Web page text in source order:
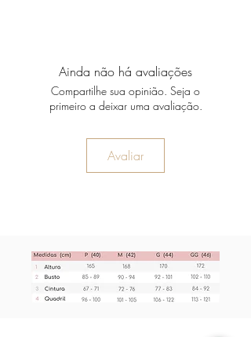
Ainda não há avaliações
Compartilhe sua opinião. Seja o
primeiro a deixar uma avaliação.
Avaliar